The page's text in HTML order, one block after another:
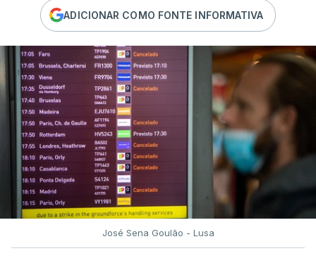
ADICIONAR COMO FONTE INFORMATIVA
José Sena Goulão - Lusa